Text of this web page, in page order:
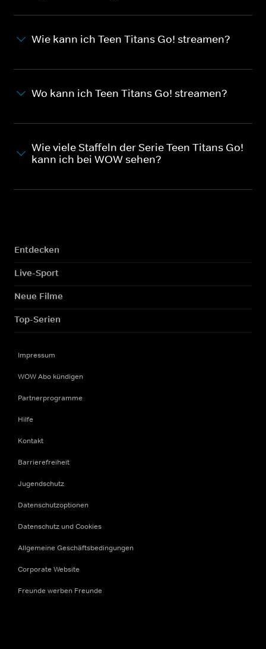
Wie kann ich Teen Titans Go! streamen?
Wo kann ich Teen Titans Go! streamen?
Wie viele Staffeln der Serie Teen Titans Go!
kann ich bei WOW sehen?
Entdecken
Live-Sport
Neue Filme
Top-Serien
Impressum
WOW Abo kündigen
Partnerprogramme
Hilfe
Kontakt
Barrierefreiheit
Jugendschutz
Datenschutzoptionen
Datenschutz und Cookies
Allgemeine Geschäftsbedingungen
Corporate Website
Freunde werben Freunde